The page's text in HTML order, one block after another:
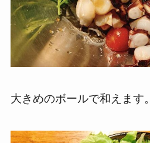
大きめのボールで和えます。